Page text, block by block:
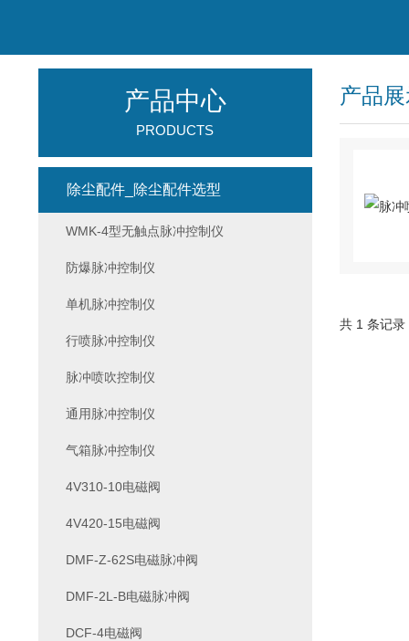
产品
共 1 条记
产品中心
PRODUCTS
除尘配件_除尘配件选型
WMK-4型无触点脉冲控制仪
防爆脉冲控制仪
单机脉冲控制仪
行喷脉冲控制仪
脉冲喷吹控制仪
通用脉冲控制仪
气箱脉冲控制仪
4V310-10电磁阀
4V420-15电磁阀
DMF-Z-62S电磁脉冲阀
DMF-2L-B电磁脉冲阀
DCF-4电磁阀